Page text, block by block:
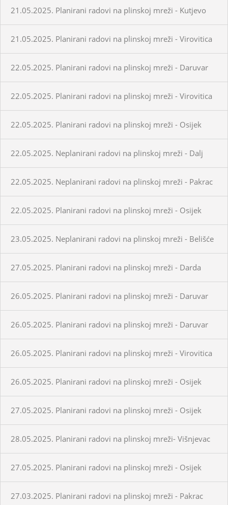
21.05.2025. Planirani radovi na plinskoj mreži - Kutjevo
21.05.2025. Planirani radovi na plinskoj mreži - Virovitica
22.05.2025. Planirani radovi na plinskoj mreži - Daruvar
22.05.2025. Planirani radovi na plinskoj mreži - Virovitica
22.05.2025. Planirani radovi na plinskoj mreži - Osijek
22.05.2025. Neplanirani radovi na plinskoj mreži - Dalj
22.05.2025. Neplanirani radovi na plinskoj mreži - Pakrac
22.05.2025. Planirani radovi na plinskoj mreži - Osijek
23.05.2025. Neplanirani radovi na plinskoj mreži - Belišće
27.05.2025. Planirani radovi na plinskoj mreži - Darda
26.05.2025. Planirani radovi na plinskoj mreži - Daruvar
26.05.2025. Planirani radovi na plinskoj mreži - Daruvar
26.05.2025. Planirani radovi na plinskoj mreži - Virovitica
26.05.2025. Planirani radovi na plinskoj mreži - Osijek
27.05.2025. Planirani radovi na plinskoj mreži - Osijek
28.05.2025. Planirani radovi na plinskoj mreži- Višnjevac
27.05.2025. Planirani radovi na plinskoj mreži - Osijek
27.03.2025. Planirani radovi na plinskoj mreži - Pakrac